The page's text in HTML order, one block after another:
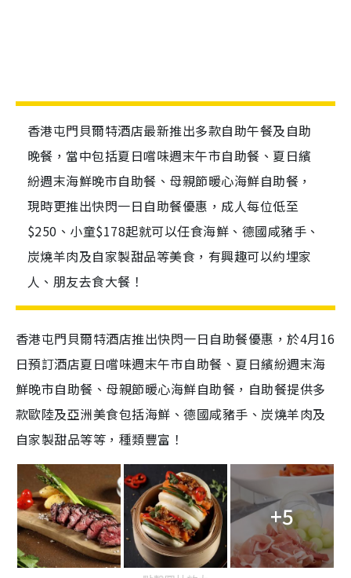
香港屯門貝爾特酒店最新推出多款自助午餐及自助
晚餐，當中包括夏日嚐味週末午市自助餐、夏日繽
紛週末海鮮晚市自助餐、母親節暖心海鮮自助餐，
現時更推出快閃一日自助餐優惠，成人每位低至
$250、小童$178起就可以任食海鮮、德國咸豬手、
炭燒羊肉及自家製甜品等美食，有興趣可以約埋家
人、朋友去食大餐！
香港屯門貝爾特酒店推出快閃一日自助餐優惠，於4月16
日預訂酒店夏日嚐味週末午市自助餐、夏日繽紛週末海
鮮晚市自助餐、母親節暖心海鮮自助餐，自助餐提供多
款歐陸及亞洲美食包括海鮮、德國咸豬手、炭燒羊肉及
自家製甜品等等，種類豐富！
+5